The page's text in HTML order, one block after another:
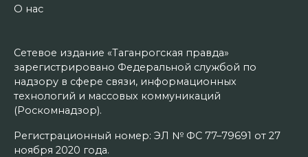
О нас
Сетевое издание «Таганрогская правда»
зарегистрировано Федеральной службой по
надзору в сфере связи, информационных
технологий и массовых коммуникаций
(Роскомнадзор).
Регистрационный номер: ЭЛ № ФС 77–79691 от 27
ноября 2020 года.